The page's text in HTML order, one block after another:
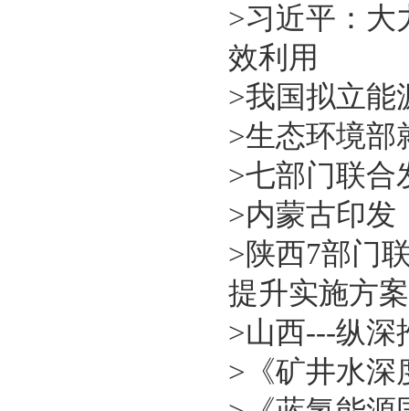
>习近平：大
效利用
>我国拟立能
>生态环境部
>七部门联合
>内蒙古印发
>陕西7部门
提升实施方
>山西---纵深
> 《矿井水